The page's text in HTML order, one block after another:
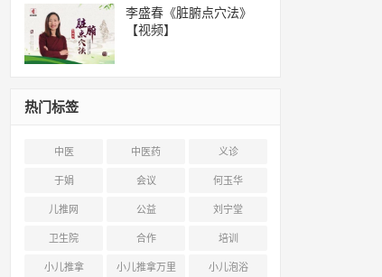
李盛春《脏腑点穴法》
【视频】
热门标签
中医 中医药 义诊
于娟 会议 何玉华
儿推网 公益 刘宁堂
卫生院 合作 培训
小儿推拿 小儿推拿万里 小儿泡浴